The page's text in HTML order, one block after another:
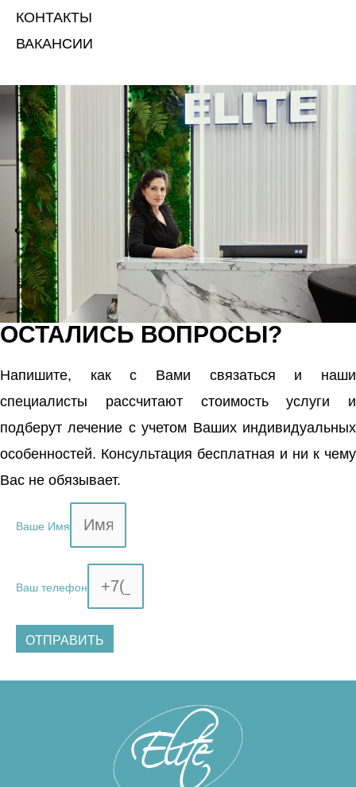
КОНТАКТЫ
ВАКАНСИИ
ОСТАЛИСЬ ВОПРОСЫ?
Напишите, как с Вами связаться и наши
специалисты рассчитают стоимость услуги и
подберут лечение с учетом Ваших индивидуальных
особенностей. Консультация бесплатная и ни к чему
Вас не обязывает.
Ваше Имя
Ваш телефон
ОТПРАВИТЬ